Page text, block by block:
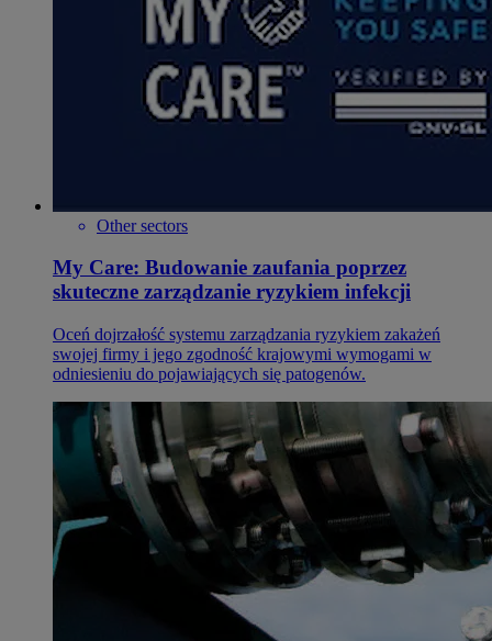
Other sectors
My Care: Budowanie zaufania poprzez
skuteczne zarządzanie ryzykiem infekcji
Oceń dojrzałość systemu zarządzania ryzykiem zakażeń
swojej firmy i jego zgodność krajowymi wymogami w
odniesieniu do pojawiających się patogenów.